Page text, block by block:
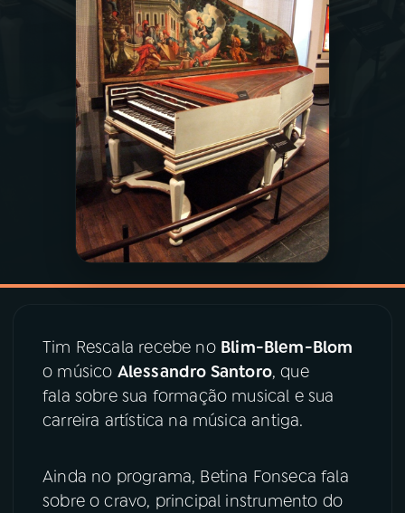
PODCASTS
VIDEOCASTS
ÚLTIMAS
PRÊMIO RÁDIO MEC
ACOMPANHE A RÁDIO MEC
Instagram X
TikTok
Tim Rescala recebe no Blim-Blem-Blom
o músico Alessandro Santoro, que
fala sobre sua formação musical e sua
carreira artística na música antiga.
Ainda no programa, Betina Fonseca fala
sobre o cravo, principal instrumento do